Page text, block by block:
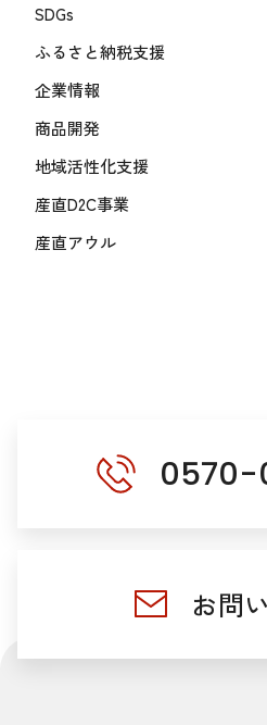
SDGs
ふるさと納税支援
企業情報
商品開発
地域活性化支援
産直D2C事業
産直アウル
0570-
お問